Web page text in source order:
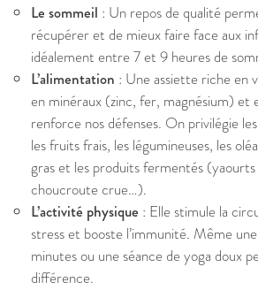
Le sommeil : Un repos de qualité
récupérer et de mieux faire face aux
idéalement entre 7 et 9 heures de
L’alimentation : Une assiette riche en
en minéraux (zinc, fer, magnésium) et
renforce nos défenses. On privilégie
les fruits frais, les légumineuses, les
gras et les produits fermentés
choucroute crue…).
L’activité physique : Elle stimule la
stress et booste l’immunité. Même
minutes ou une séance de yoga doux
différence.